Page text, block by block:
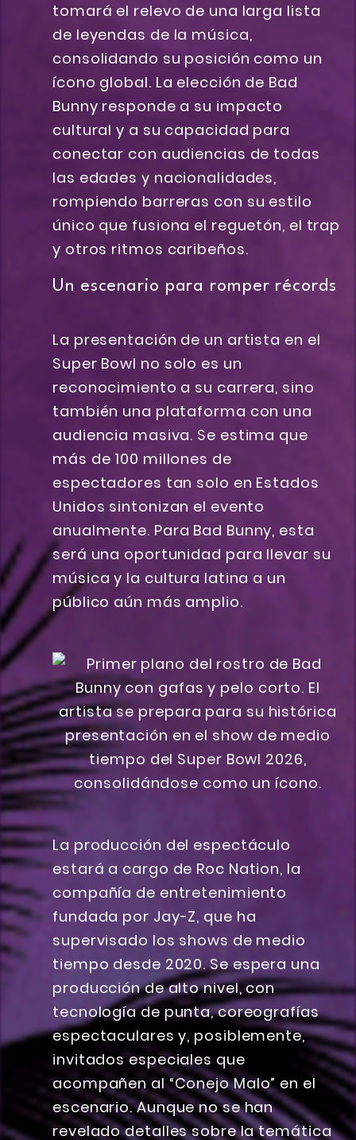
tomará el relevo de una larga lista
de leyendas de la música,
consolidando su posición como un
ícono global. La elección de Bad
Bunny responde a su impacto
cultural y a su capacidad para
conectar con audiencias de todas
las edades y nacionalidades,
rompiendo barreras con su estilo
único que fusiona el reguetón, el trap
y otros ritmos caribeños.
Un escenario para romper récords
La presentación de un artista en el
Super Bowl no solo es un
reconocimiento a su carrera, sino
también una plataforma con una
audiencia masiva. Se estima que
más de 100 millones de
espectadores tan solo en Estados
Unidos sintonizan el evento
anualmente. Para Bad Bunny, esta
será una oportunidad para llevar su
música y la cultura latina a un
público aún más amplio.
La producción del espectáculo
estará a cargo de Roc Nation, la
compañía de entretenimiento
fundada por Jay-Z, que ha
supervisado los shows de medio
tiempo desde 2020. Se espera una
producción de alto nivel, con
tecnología de punta, coreografías
espectaculares y, posiblemente,
invitados especiales que
acompañen al “Conejo Malo” en el
escenario. Aunque no se han
revelado detalles sobre la temática